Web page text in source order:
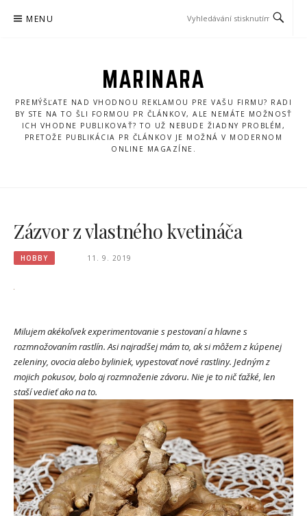
MENU
MARINARA
PREMÝŠĽATE NAD VHODNOU REKLAMOU PRE VAŠU FIRMU? RADI
BY STE NA TO ŠLI FORMOU PR ČLÁNKOV, ALE NEMÁTE MOŽNOSŤ
ICH VHODNE PUBLIKOVAŤ? TO UŽ NEBUDE ŽIADNY PROBLÉM,
PRETOŽE PUBLIKÁCIA PR ČLÁNKOV JE MOŽNÁ V MODERNOM
ONLINE MAGAZÍNE.
Zázvor z vlastného kvetináča
HOBBY 11. 9. 2019
Milujem akékoľvek experimentovanie s pestovaní a hlavne s
rozmnožovaním rastlín. Asi najradšej mám to, ak si môžem z kúpenej
zeleniny, ovocia alebo byliniek, vypestovať nové rastliny. Jedným z
mojich pokusov, bolo aj rozmnoženie závoru. Nie je to nič ťažké, len
staší vedieť ako na to.